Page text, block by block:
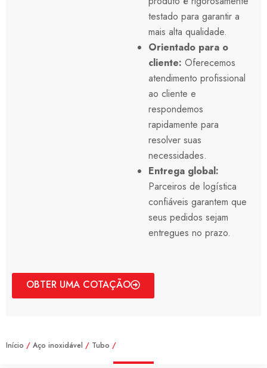
testado para garantir a
mais alta qualidade.
Orientado para o
cliente: Oferecemos
atendimento profissional
ao cliente e
respondemos
rapidamente para
resolver suas
necessidades.
Entrega global:
Parceiros de logística
confiáveis garantem que
seus pedidos sejam
entregues no prazo.
OBTER UMA COTAÇÃO
Início / Aço inoxidável / Tubo /